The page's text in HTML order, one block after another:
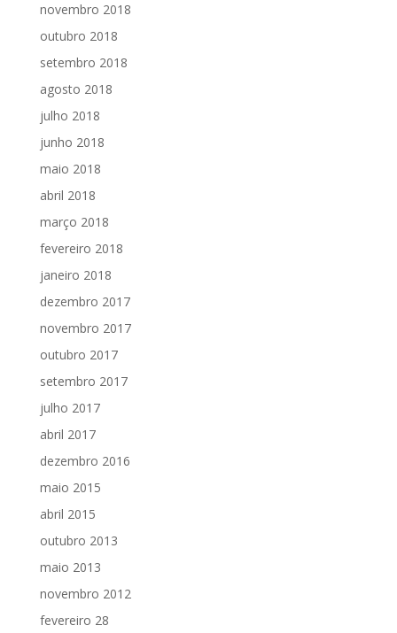
novembro 2018
outubro 2018
setembro 2018
agosto 2018
julho 2018
junho 2018
maio 2018
abril 2018
março 2018
fevereiro 2018
janeiro 2018
dezembro 2017
novembro 2017
outubro 2017
setembro 2017
julho 2017
abril 2017
dezembro 2016
maio 2015
abril 2015
outubro 2013
maio 2013
novembro 2012
fevereiro 28